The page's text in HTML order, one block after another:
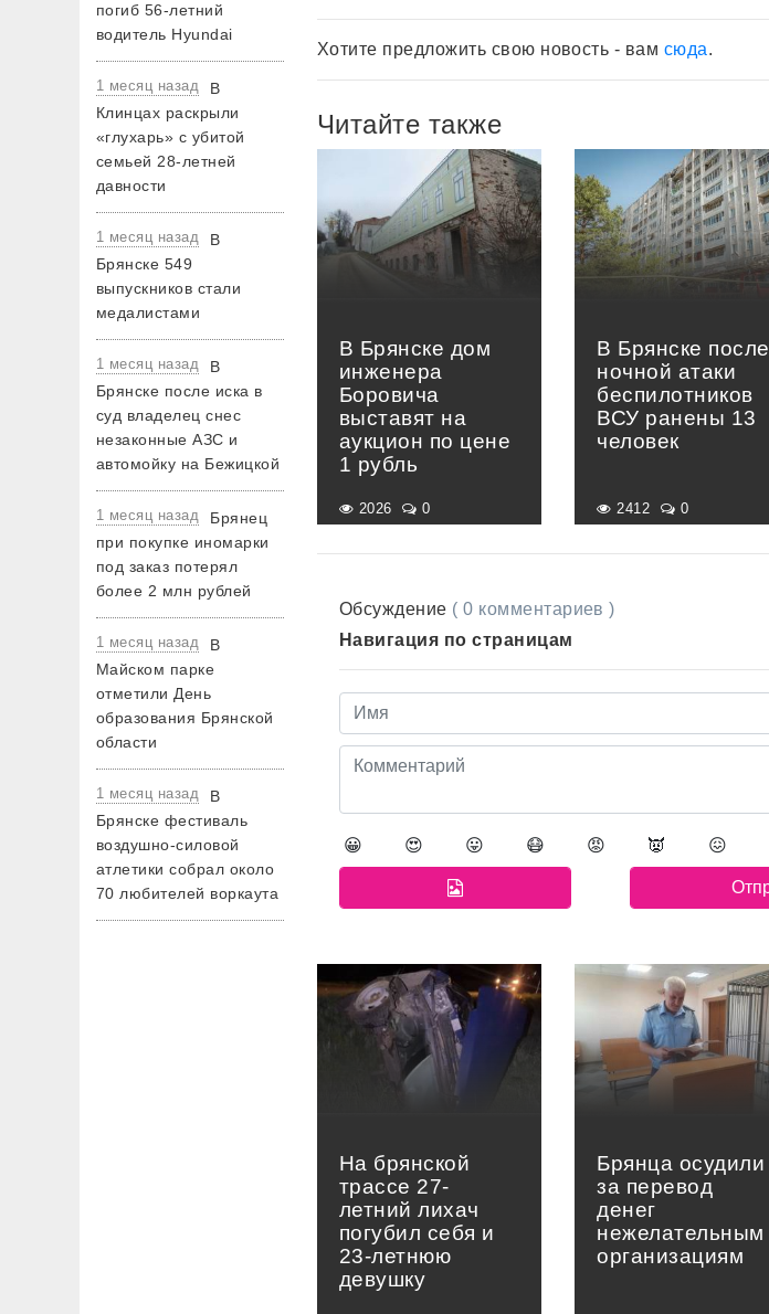
погиб 56-летний
водитель Hyundai
1 месяц назад
В
Клинцах раскрыли
«глухарь» с убитой
семьей 28-летней
давности
1 месяц назад
В
Брянске 549
выпускников стали
медалистами
1 месяц назад
В
Брянске после иска в
суд владелец снес
незаконные АЗС и
автомойку на Бежицкой
1 месяц назад
Брянец
при покупке иномарки
под заказ потерял
более 2 млн рублей
1 месяц назад
В
Майском парке
отметили День
образования Брянской
области
1 месяц назад
В
Брянске фестиваль
воздушно-силовой
атлетики собрал около
70 любителей воркаута
Хотите предложить свою новость - вам сюда.
Читайте также
В Брянске дом
инженера
Боровича
выставят на
аукцион по цене
1 рубль
2026 0
В Брянске после
ночной атаки
беспилотников
ВСУ ранены 13
человек
2412 0
Обсуждение ( 0 комментариев )
Навигация по страницам
😀 😍 😛 😷 😡 👿 😖
На брянской
трассе 27-
летний лихач
погубил себя и
23-летнюю
девушку
Брянца осудили
за перевод
денег
нежелательным
организациям